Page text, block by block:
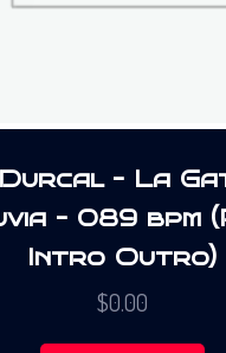
– La
– 089 bpm
Intro Outro)
$0.00